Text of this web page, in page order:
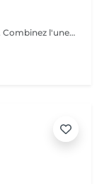
Le soin des mains et des ongles sur mesure. Combinez l'une des prestations avec votre soin visage.